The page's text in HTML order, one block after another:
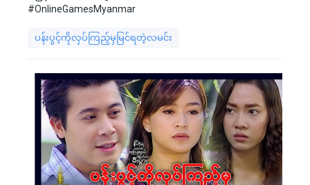
#OnlineGamesMyanmar
ပန်းပွင့်ကိုလှပ်ကြည့်မှမြင်ရတဲ့လမင်း